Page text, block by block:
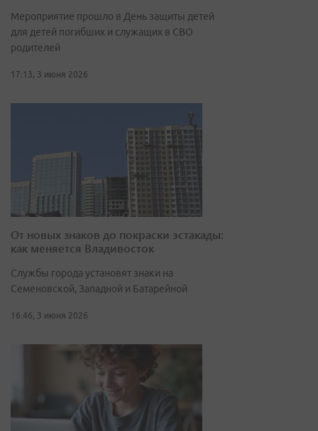
Мероприятие прошло в День защиты детей
для детей погибших и служащих в СВО
родителей
17:13, 3 июня 2026
От новых знаков до покраски эстакады:
как меняется Владивосток
Службы города установят знаки на
Семеновской, Западной и Батарейной
16:46, 3 июня 2026